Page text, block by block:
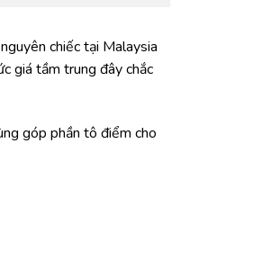
chiếc tại Malaysia
giá tầm trung đây chắc
góp phần tô điểm cho